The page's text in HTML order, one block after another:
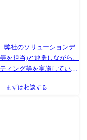
リズムを発揮いただけ
提言できること ・チーム
入について主導、積極的
て開発を行っています。
plotly, Streamlit）
SHAP, LightGBM） ・
OpenAI, LangChain）
ンゲージメント向上を
業のコア業務をAIで変革
弊社は「バリューアップ
やAIに関係するシステム
に弊社のソリューション
もフロントに立って直
。 ●チーム構
、メイン担当としてソリ
ンされます。 またソリ
する役割としてSV(スー
弊社のソリューションデ
を担当)と連携しながら、
ィング等を実施していた
の機械学習エンジニアの
ます。 <具体的な
術を用いたソリューシ
ェクト提案段階での技
ジニアが担当するプロジ
の組織運営に関わる業務
まずは相談する